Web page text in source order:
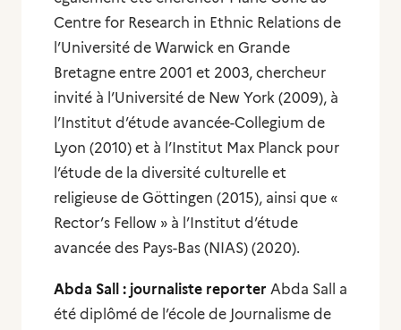
Centre for Research in Ethnic Relations de
l’Université de Warwick en Grande
Bretagne entre 2001 et 2003, chercheur
invité à l’Université de New York (2009), à
l’Institut d’étude avancée-Collegium de
Lyon (2010) et à l’Institut Max Planck pour
l’étude de la diversité culturelle et
religieuse de Göttingen (2015), ainsi que «
Rector’s Fellow » à l’Institut d’étude
avancée des Pays-Bas (NIAS) (2020).
Abda Sall : journaliste reporter Abda Sall a
été diplômé de l’école de Journalisme de